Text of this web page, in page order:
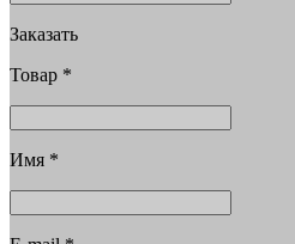
Заказать
Товар *
Имя *